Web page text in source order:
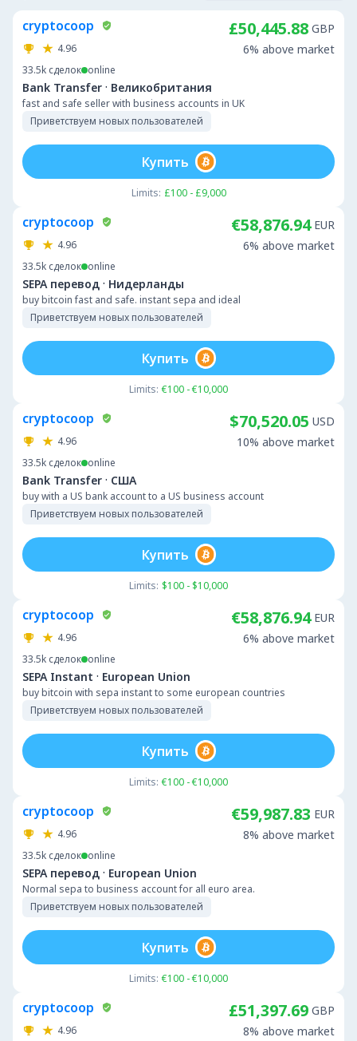
cryptocoop
4.96
33.5k сделок online
Bank Transfer · Великобритания
fast and safe seller with business accounts in UK
Приветствуем новых пользователей
£50,445.88 GBP
6% above market
Limits: £100 - £9,000
Купить
cryptocoop
4.96
33.5k сделок online
SEPA перевод · Нидерланды
buy bitcoin fast and safe. instant sepa and ideal
Приветствуем новых пользователей
€58,876.94 EUR
6% above market
Limits: €100 - €10,000
Купить
cryptocoop
4.96
33.5k сделок online
Bank Transfer · США
buy with a US bank account to a US business account
Приветствуем новых пользователей
$70,520.05 USD
10% above market
Limits: $100 - $10,000
Купить
cryptocoop
4.96
33.5k сделок online
SEPA Instant · European Union
buy bitcoin with sepa instant to some european countries
Приветствуем новых пользователей
€58,876.94 EUR
6% above market
Limits: €100 - €10,000
Купить
cryptocoop
4.96
33.5k сделок online
SEPA перевод · European Union
Normal sepa to business account for all euro area.
Приветствуем новых пользователей
€59,987.83 EUR
8% above market
Limits: €100 - €10,000
Купить
cryptocoop
4.96
£51,397.69 GBP
8% above market